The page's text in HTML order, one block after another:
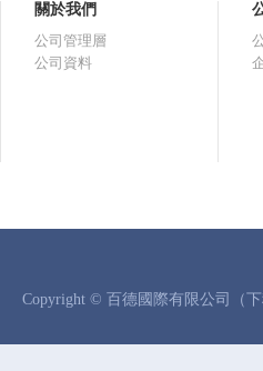
關於我們
公司管理層
公司資料
Copyright © 百德國際有限公司（